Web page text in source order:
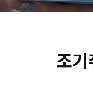
조